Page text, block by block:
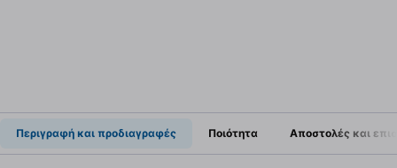
Περιγραφή και προδιαγραφές Ποιότητα Αποστολές και